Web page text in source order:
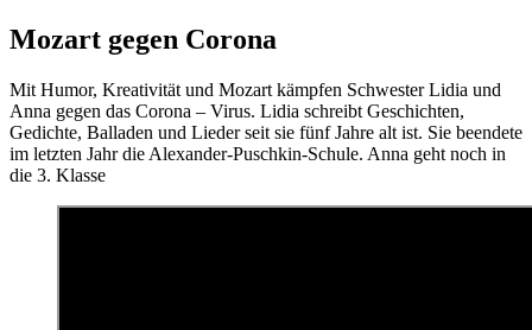
Mozart gegen Corona
Mit Humor, Kreativität und Mozart kämpfen Schwester Lidia und
Anna gegen das Corona – Virus. Lidia schreibt Geschichten,
Gedichte, Balladen und Lieder seit sie fünf Jahre alt ist. Sie beendete
im letzten Jahr die Alexander-Puschkin-Schule. Anna geht noch in
die 3. Klasse